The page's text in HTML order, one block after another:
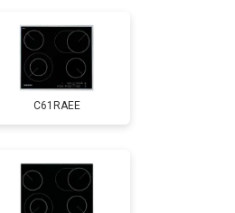
C61RAEE